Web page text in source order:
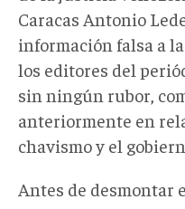
Caracas Antonio
información falsa a la
los editores del
sin ningún rubor,
anteriormente en
chavismo y el
Antes de desmontar